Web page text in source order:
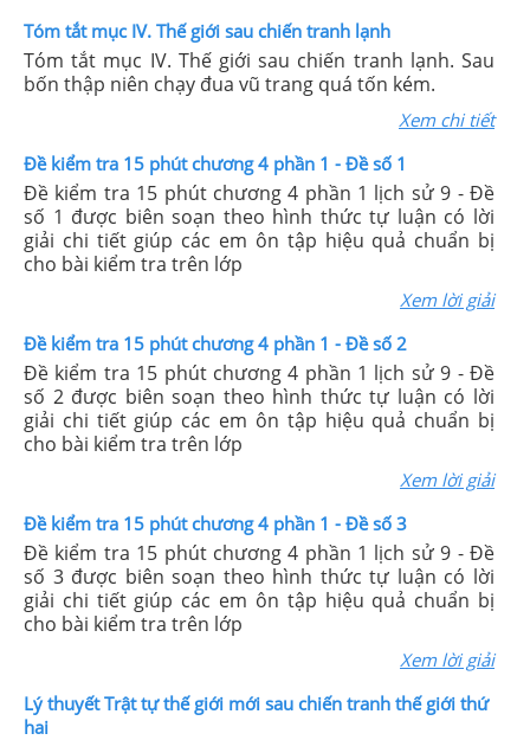
Tóm tắt mục IV. Thế giới sau chiến tranh lạnh
Tóm tắt mục IV. Thế giới sau chiến tranh lạnh. Sau
bốn thập niên chạy đua vũ trang quá tốn kém.
Xem chi tiết
Đề kiểm tra 15 phút chương 4 phần 1 - Đề số 1
Đề kiểm tra 15 phút chương 4 phần 1 lịch sử 9 - Đề
số 1 được biên soạn theo hình thức tự luận có lời
giải chi tiết giúp các em ôn tập hiệu quả chuẩn bị
cho bài kiểm tra trên lớp
Xem lời giải
Đề kiểm tra 15 phút chương 4 phần 1 - Đề số 2
Đề kiểm tra 15 phút chương 4 phần 1 lịch sử 9 - Đề
số 2 được biên soạn theo hình thức tự luận có lời
giải chi tiết giúp các em ôn tập hiệu quả chuẩn bị
cho bài kiểm tra trên lớp
Xem lời giải
Đề kiểm tra 15 phút chương 4 phần 1 - Đề số 3
Đề kiểm tra 15 phút chương 4 phần 1 lịch sử 9 - Đề
số 3 được biên soạn theo hình thức tự luận có lời
giải chi tiết giúp các em ôn tập hiệu quả chuẩn bị
cho bài kiểm tra trên lớp
Xem lời giải
Lý thuyết Trật tự thế giới mới sau chiến tranh thế giới thứ
hai